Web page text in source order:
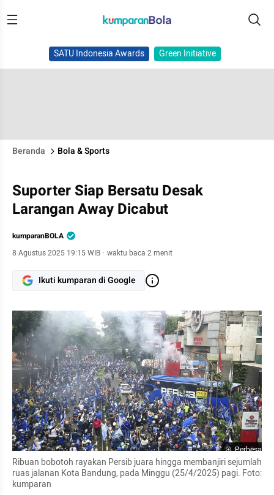
SATU Indonesia Awards Green Initiative
Beranda Bola & Sports
Suporter Siap Bersatu Desak
Larangan Away Dicabut
kumparanBOLA
8 Agustus 2025 19:15 WIB · waktu baca 2 menit
Ikuti kumparan di Google
Perbesar
Ribuan bobotoh rayakan Persib juara hingga membanjiri sejumlah
ruas jalanan Kota Bandung, pada Minggu (25/4/2025) pagi. Foto:
kumparan